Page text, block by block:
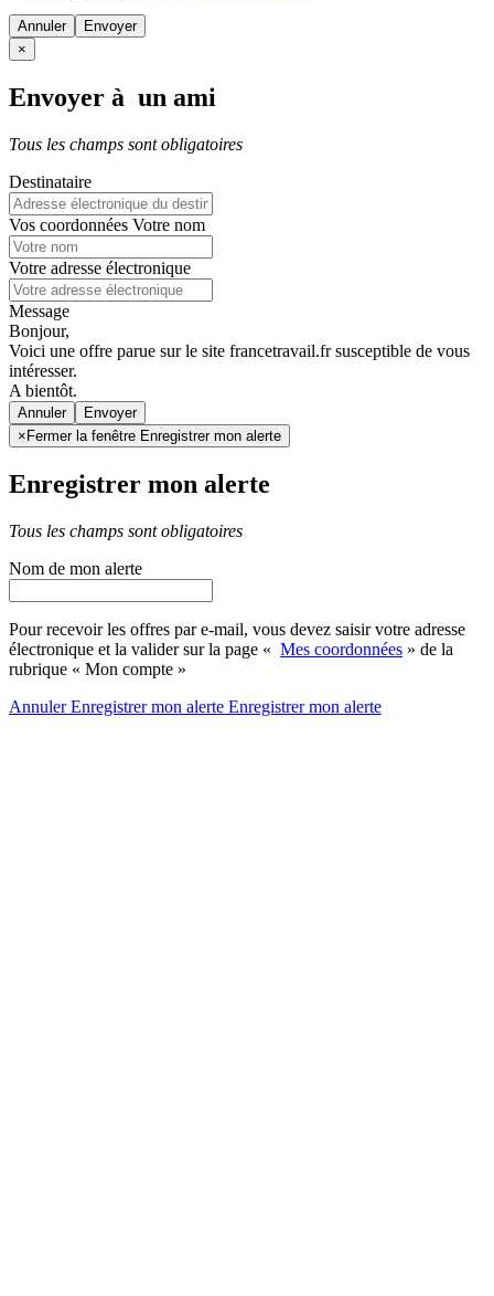
Annuler
×
Envoyer à un ami
Tous les champs sont obligatoires
Destinataire
Vos coordonnées Votre nom
Votre adresse électronique
Message
Bonjour,
Voici une offre parue sur le site francetravail.fr susceptible de vous
intéresser.
A bientôt.
Annuler
× Fermer la fenêtre Enregistrer mon alerte
Enregistrer mon alerte
Tous les champs sont obligatoires
Nom de mon alerte
Pour recevoir les offres par e-mail, vous devez saisir votre adresse
électronique et la valider sur la page « Mes coordonnées » de la
rubrique « Mon compte »
AnnulerEnregistrer mon alerte Enregistrermon alerte